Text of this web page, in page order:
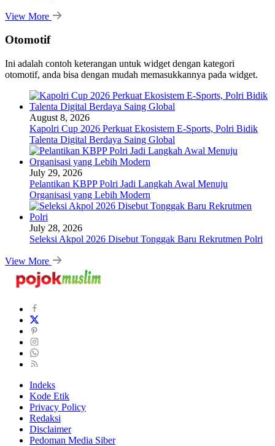
View More
Otomotif
Ini adalah contoh keterangan untuk widget dengan kategori
otomotif, anda bisa dengan mudah memasukkannya pada widget.
August 8, 2026
Kapolri Cup 2026 Perkuat Ekosistem E-Sports, Polri Bidik
Talenta Digital Berdaya Saing Global
July 29, 2026
Pelantikan KBPP Polri Jadi Langkah Awal Menuju
Organisasi yang Lebih Modern
July 28, 2026
Seleksi Akpol 2026 Disebut Tonggak Baru Rekrutmen Polri
View More
Indeks
Kode Etik
Privacy Policy
Redaksi
Disclaimer
Pedoman Media Siber